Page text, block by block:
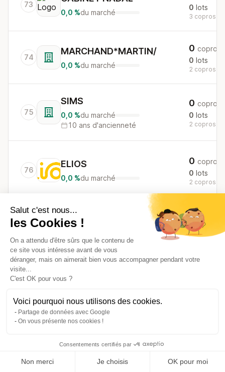
Salut c'est nous...
les Cookies !
On a attendu d'être sûrs que le contenu de
ce site vous intéresse avant de vous
déranger, mais on aimerait bien vous accompagner pendant votre
visite...
C'est OK pour vous ?
Voici pourquoi nous utilisons des cookies.
Partage de données avec Google
On vous présente nos cookies !
Consentements certifiés par
Non merci Je choisis OK pour moi
73
0,0 %du marché
0 lots
3 copros
74
MARCHAND*MARTIN/
0,0 %du marché
0 copros
0 lots
2 copros
75
SIMS
0,0 %du marché
10 ans d'ancienneté
0 copros
0 lots
2 copros
76
ELIOS
0,0 %du marché
0 copros
0 lots
2 copros
77
COLOMBUS
0,0 % du marché
0 copros
0lots
WALTER WAINSTOK
0,0 %du marché
26 ans d'ancienneté
EUROPEENNE
D'ADMINISTRATION
0